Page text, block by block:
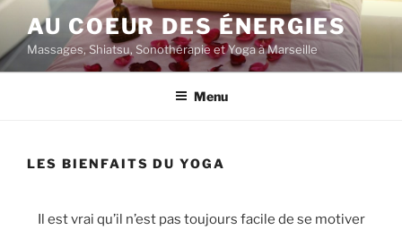
Aller
contenu
principal
AU COEUR DES ÉNERGIES
Massages, Shiatsu, Sonothérapie et Yoga à Marseille
Menu
LES BIENFAITS DU YOGA
Il est vrai qu’il n’est pas toujours facile de se motiver